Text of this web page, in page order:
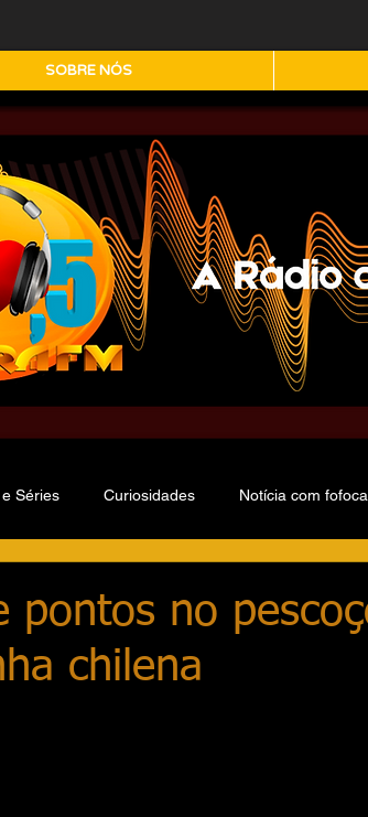
SOBRE NÓS
Séries Curiosidades Notícia com fofoca
pontos no
chilena